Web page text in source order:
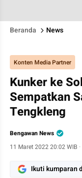
Beranda News
Konten Media Partner
Kunker ke
Sempatkan
Tengkleng
Bengawan News
11 Maret 2022 20:02 WIB ·
Ikuti kumparan